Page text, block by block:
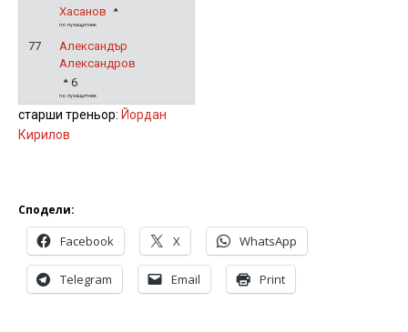
Хасанов
полузащитник
77
Александър
Александров
6
полузащитник
старши треньор: Йордан
Кирилов
Сподели:
Facebook X WhatsApp
Telegram Email Print